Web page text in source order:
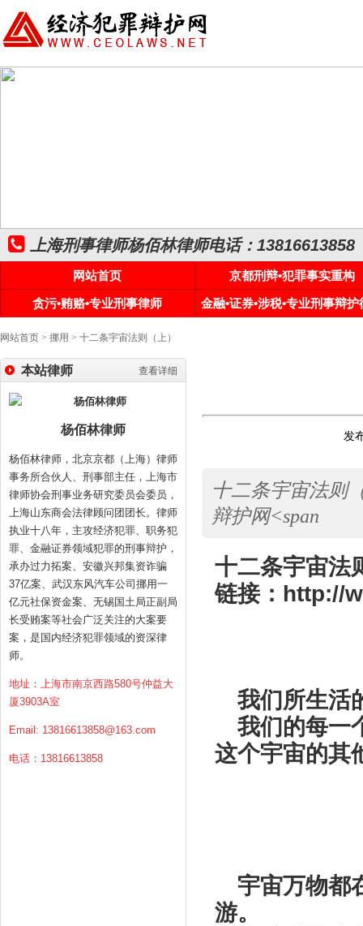
上海刑事律师杨佰林律师电话：13816613858
网站首页
京都刑辩•犯罪事实重构
贪污•贿赂•专业刑事律师
金融•证券•涉税•专业刑事辩护
网站首页 > 挪用 > 十二条宇宙法则（上）
查看详细
本站律师
杨佰林律师
杨佰林律师，北京京都（上海）律师
事务所合伙人、刑事部主任，上海市
律师协会刑事业务研究委员会委员，
上海山东商会法律顾问团团长。律师
执业十八年，主攻经济犯罪、职务犯
罪、金融证券领域犯罪的刑事辩护，
承办过力拓案、安徽兴邦集资诈骗
37亿案、武汉东风汽车公司挪用一
亿元社保资金案、无锡国土局正副局
长受贿案等社会广泛关注的大案要
案，是国内经济犯罪领域的资深律
师。
地址：上海市南京西路580号仲益大
厦3903A室
Email: 13816613858@163.com
电话：13816613858
发
十二条宇宙法则
辩护网<span
十二条宇宙法
链接： http://
我们所生活
我们的每一
这个宇宙的其
宇宙万物都
游。